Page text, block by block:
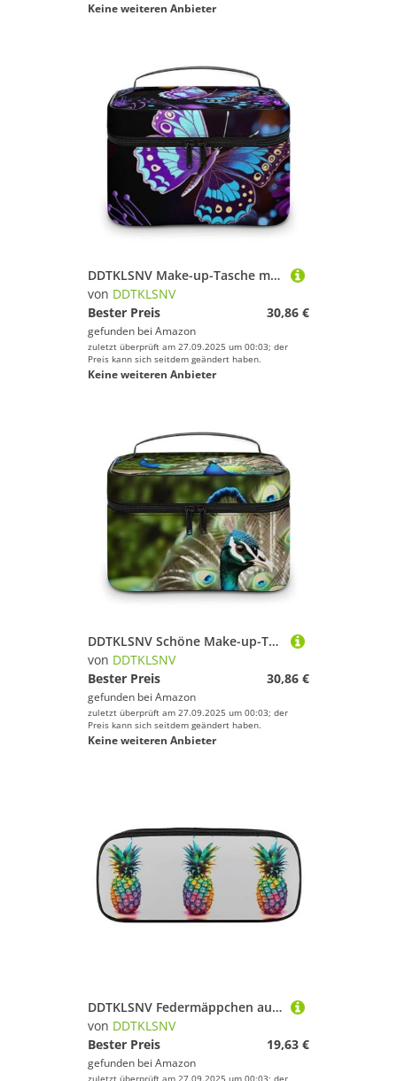
Keine weiteren Anbieter
DDTKLSNV Make-up-Tasche mit lila Schmetterlingen und Blumen, tragbare Reise-Kosmetiktasche, Reißverschluss, Make-up-Organizer, Kulturbeutel für Damen
von DDTKLSNV
Bester Preis
30,86 €
gefunden bei Amazon
zuletzt überprüft am 27.09.2025 um 00:03; der
Preis kann sich seitdem geändert haben.
Keine weiteren Anbieter
DDTKLSNV Schöne Make-up-Tasche mit Pfauenmotiv, tragbar, Reise-Kosmetiktasche, Reißverschluss, Make-up-Organizer, Kulturbeutel für Damen
von DDTKLSNV
Bester Preis
30,86 €
gefunden bei Amazon
zuletzt überprüft am 27.09.2025 um 00:03; der
Preis kann sich seitdem geändert haben.
Keine weiteren Anbieter
DDTKLSNV Federmäppchen aus Leder, wasserdicht, niedliches Federmäppchen, Reise-Kosmetiktasche, Make-up-Tasche, Organizer, Stifthalter für Männer und Frauen, farbige Ananas
von DDTKLSNV
Bester Preis
19,63 €
gefunden bei Amazon
zuletzt überprüft am 27.09.2025 um 00:03; der